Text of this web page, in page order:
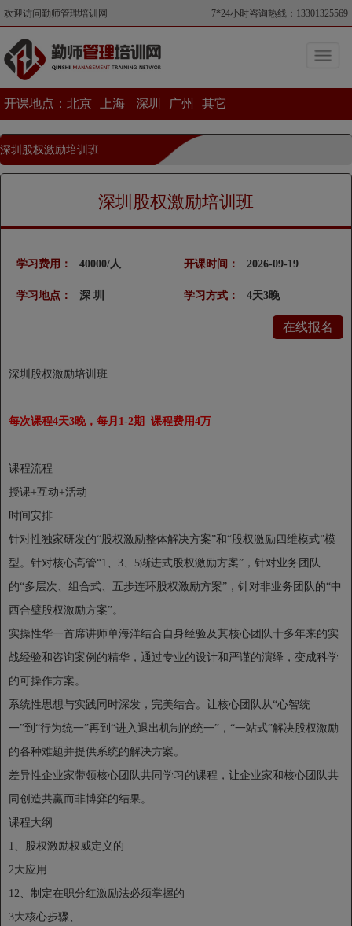
欢迎访问勤师管理培训网 7*24小时咨询热线：13301325569
开课地点： 北京 上海 深圳 广州 其它
深圳股权激励培训班
深圳股权激励培训班
学习费用： 40000/人
学习地点： 深 圳
开课时间： 2026-09-19
学习方式： 4天3晚
在线报名
深圳股权激励培训班
每次课程4天3晚，每月1-2期 课程费用4万
课程流程
授课+互动+活动
时间安排
针对性独家研发的“股权激励整体解决方案”和“股权激励四维模式”模
型。针对核心高管“1、3、5渐进式股权激励方案”，针对业务团队
的“多层次、组合式、五步连环股权激励方案”，针对非业务团队的“中
西合璧股权激励方案”。
实操性华一首席讲师单海洋结合自身经验及其核心团队十多年来的实
战经验和咨询案例的精华，通过专业的设计和严谨的演绎，变成科学
的可操作方案。
系统性思想与实践同时深发，完美结合。让核心团队从“心智统
一”到“行为统一”再到“进入退出机制的统一”，“一站式”解决股权激励
的各种难题并提供系统的解决方案。
差异性企业家带领核心团队共同学习的课程，让企业家和核心团队共
同创造共赢而非博弈的结果。
课程大纲
1、股权激励权威定义的
2大应用
12、制定在职分红激励法必须掌握的
3大核心步骤、